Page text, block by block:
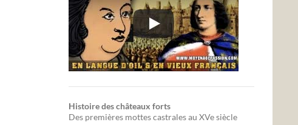
Histoire des châteaux forts
Des premières mottes castrales au XVe siècle